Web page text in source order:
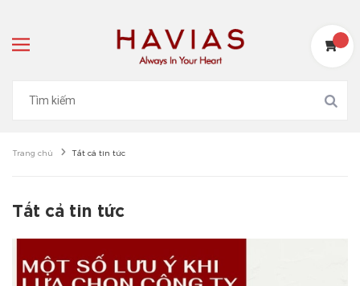
Trang chủ Tất cả tin tức
Tất cả tin tức